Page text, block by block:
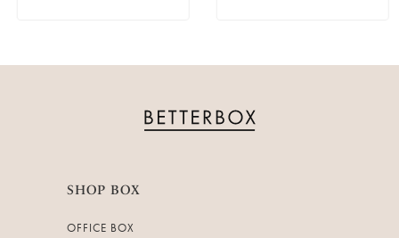
SHOP BOX
OFFICE BOX